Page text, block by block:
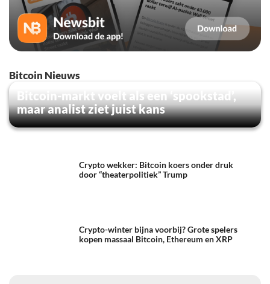
Bitcoin Nieuws
Bitcoin-markt voelt als een ‘spookstad’,
maar analist ziet juist kans
Crypto wekker: Bitcoin koers onder druk
door “theaterpolitiek” Trump
Crypto-winter bijna voorbij? Grote spelers
kopen massaal Bitcoin, Ethereum en XRP